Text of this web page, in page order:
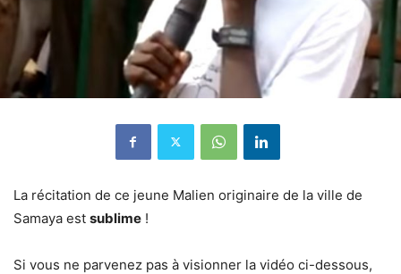
La récitation de ce jeune Malien originaire de la ville de
Samaya est sublime !
Si vous ne parvenez pas à visionner la vidéo ci-dessous,